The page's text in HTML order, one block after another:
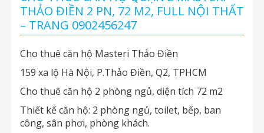
THẢO ĐIỀN 2 PN, 72 M2, FULL NỘI THẤT
– TRANG 0902456247
Cho thuê căn hộ Masteri Thảo Điền
159 xa lộ Hà Nội, P.Thảo Điền, Q2, TPHCM
Cho thuê căn hộ 2 phòng ngủ, diện tích 72 m2
Thiết kế căn hộ: 2 phòng ngủ, toilet, bếp, ban
công, sân phơi, phòng khách.